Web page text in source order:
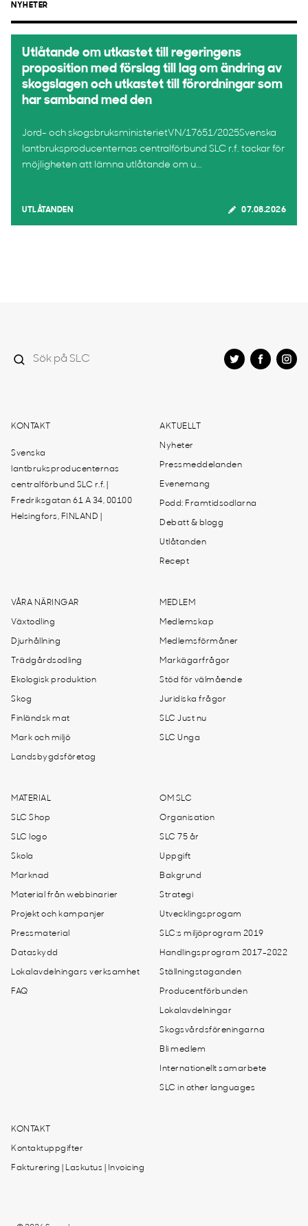
NYHETER
Utlåtande om utkastet till regeringens
proposition med förslag till lag om ändring av
skogslagen och utkastet till förordningar som
har samband med den
Jord- och skogsbruksministerietVN/17651/2025Svenska
lantbruksproducenternas centralförbund SLC r.f. tackar för
möjligheten att lämna utlåtande om u...
UTLÅTANDEN 07.08.2026
KONTAKT
Svenska
lantbruksproducenternas
centralförbund SLC r.f. |
Fredriksgatan 61 A 34, 00100
Helsingfors, FINLAND |
AKTUELLT
Nyheter
Pressmeddelanden
Evenemang
Podd: Framtidsodlarna
Debatt & blogg
Utlåtanden
Recept
VÅRA NÄRINGAR
Växtodling
Djurhållning
Trädgårdsodling
Ekologisk produktion
Skog
Finländsk mat
Mark och miljö
Landsbygdsföretag
MEDLEM
Medlemskap
Medlemsförmåner
Markägarfrågor
Stöd för välmående
Juridiska frågor
SLC Just nu
SLC Unga
MATERIAL
SLC Shop
SLC logo
Skola
Marknad
Material från webbinarier
Projekt och kampanjer
Pressmaterial
Dataskydd
Lokalavdelningars verksamhet
FAQ
OM SLC
Organisation
SLC 75 år
Uppgift
Bakgrund
Strategi
Utvecklingsprogam
SLC:s miljöprogram 2019
Handlingsprogram 2017-2022
Ställningstaganden
Producentförbunden
Lokalavdelningar
Skogsvårdsföreningarna
Bli medlem
Internationellt samarbete
SLC in other languages
KONTAKT
Kontaktuppgifter
Fakturering | Laskutus | Invoicing